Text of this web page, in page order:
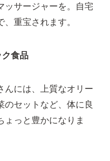
ッサージャーを。自宅
重宝されます。
食品
んには、上質なオリー
のセットなど、体に良
ょっと豊かになりま